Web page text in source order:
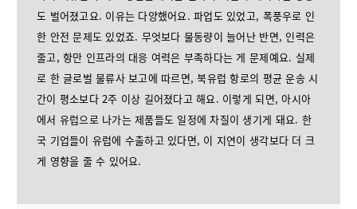
도 벌어졌고요. 이유는 다양했어요. 파업도 있었고, 폭풍우로 인
한 안전 문제도 있었죠. 무엇보다 물동량이 늘어난 반면, 인력은
줄고, 항만 인프라의 대응 여력은 부족하다는 게 문제예요. 실제
로 한 글로벌 물류사 보고에 따르면, 북유럽 항로의 평균 운송 시
간이 평소보다 2주 이상 길어졌다고 해요. 이렇게 되면, 아시아
에서 유럽으로 나가는 제품들도 일정에 차질이 생기게 돼요. 한
국 기업들이 유럽에 수출하고 있다면, 이 지연이 생각보다 더 크
게 영향을 줄 수 있어요.